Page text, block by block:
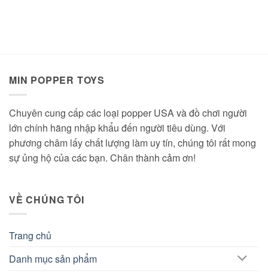
MIN POPPER TOYS
Chuyên cung cấp các loại popper USA và đồ chơi người
lớn chính hãng nhập khẩu đến người tiêu dùng. Với
phương châm lấy chất lượng làm uy tín, chúng tôi rất mong
sự ủng hộ của các bạn. Chân thành cảm ơn!
VỀ CHÚNG TÔI
Trang chủ
Danh mục sản phẩm